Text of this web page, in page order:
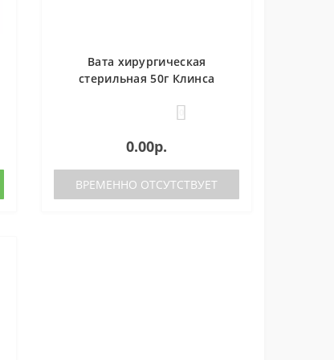
Вата хирургическая
стерильная 50г Клинса
0.00р.
ВРЕМЕННО ОТСУТСТВУЕТ